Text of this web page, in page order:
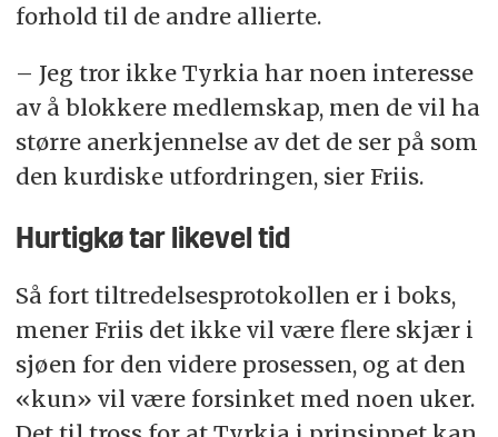
forhold til de andre allierte.
– Jeg tror ikke Tyrkia har noen interesse
av å blokkere medlemskap, men de vil ha
større anerkjennelse av det de ser på som
den kurdiske utfordringen, sier Friis.
Hurtigkø tar likevel tid
Så fort tiltredelsesprotokollen er i boks,
mener Friis det ikke vil være flere skjær i
sjøen for den videre prosessen, og at den
«kun» vil være forsinket med noen uker.